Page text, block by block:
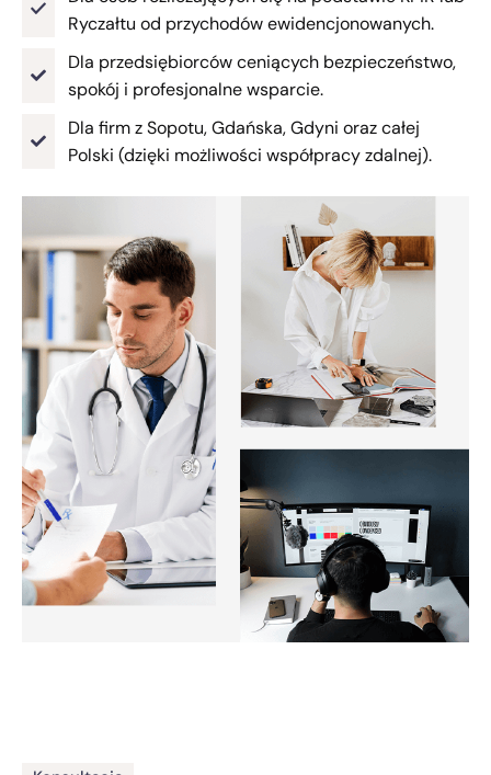
Ryczałtu od przychodów ewidencjonowanych.
Dla przedsiębiorców ceniących bezpieczeństwo,
spokój i profesjonalne wsparcie.
Dla firm z Sopotu, Gdańska, Gdyni oraz całej
Polski (dzięki możliwości współpracy zdalnej).